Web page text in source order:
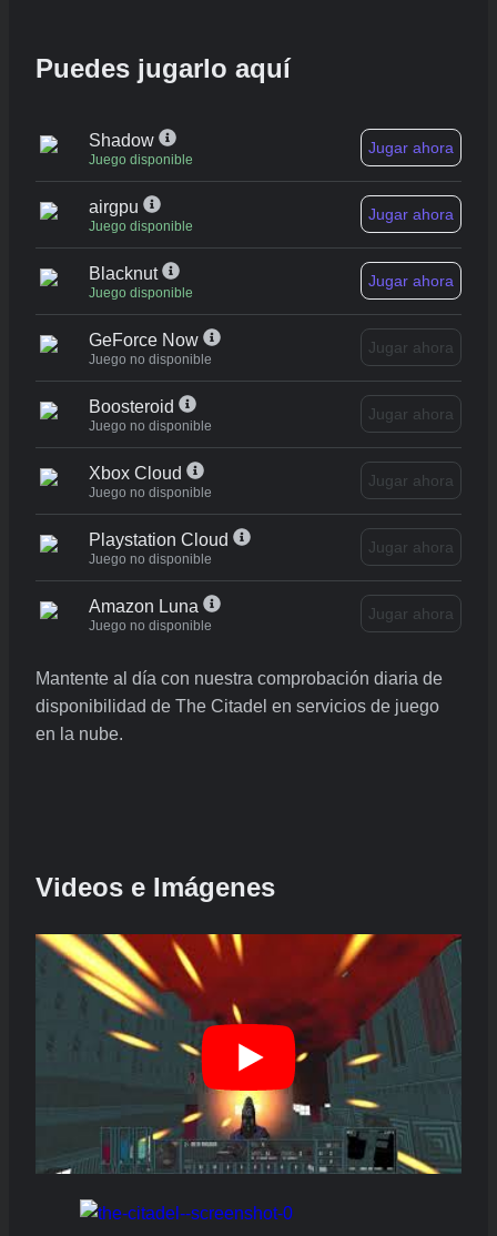
Puedes jugarlo aquí
Shadow
Juego disponible
Jugar ahora
airgpu
Juego disponible
Jugar ahora
Blacknut
Juego disponible
Jugar ahora
GeForce Now
Juego no disponible
Jugar ahora
Boosteroid
Juego no disponible
Jugar ahora
Xbox Cloud
Juego no disponible
Jugar ahora
Playstation Cloud
Juego no disponible
Jugar ahora
Amazon Luna
Juego no disponible
Jugar ahora
Mantente al día con nuestra comprobación diaria de
disponibilidad de The Citadel en servicios de juego
en la nube.
Videos e Imágenes